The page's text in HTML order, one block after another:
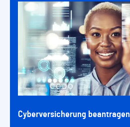
Cyberversicherung beantragen